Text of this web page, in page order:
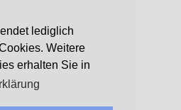
lediglich
Weitere
erhalten Sie in